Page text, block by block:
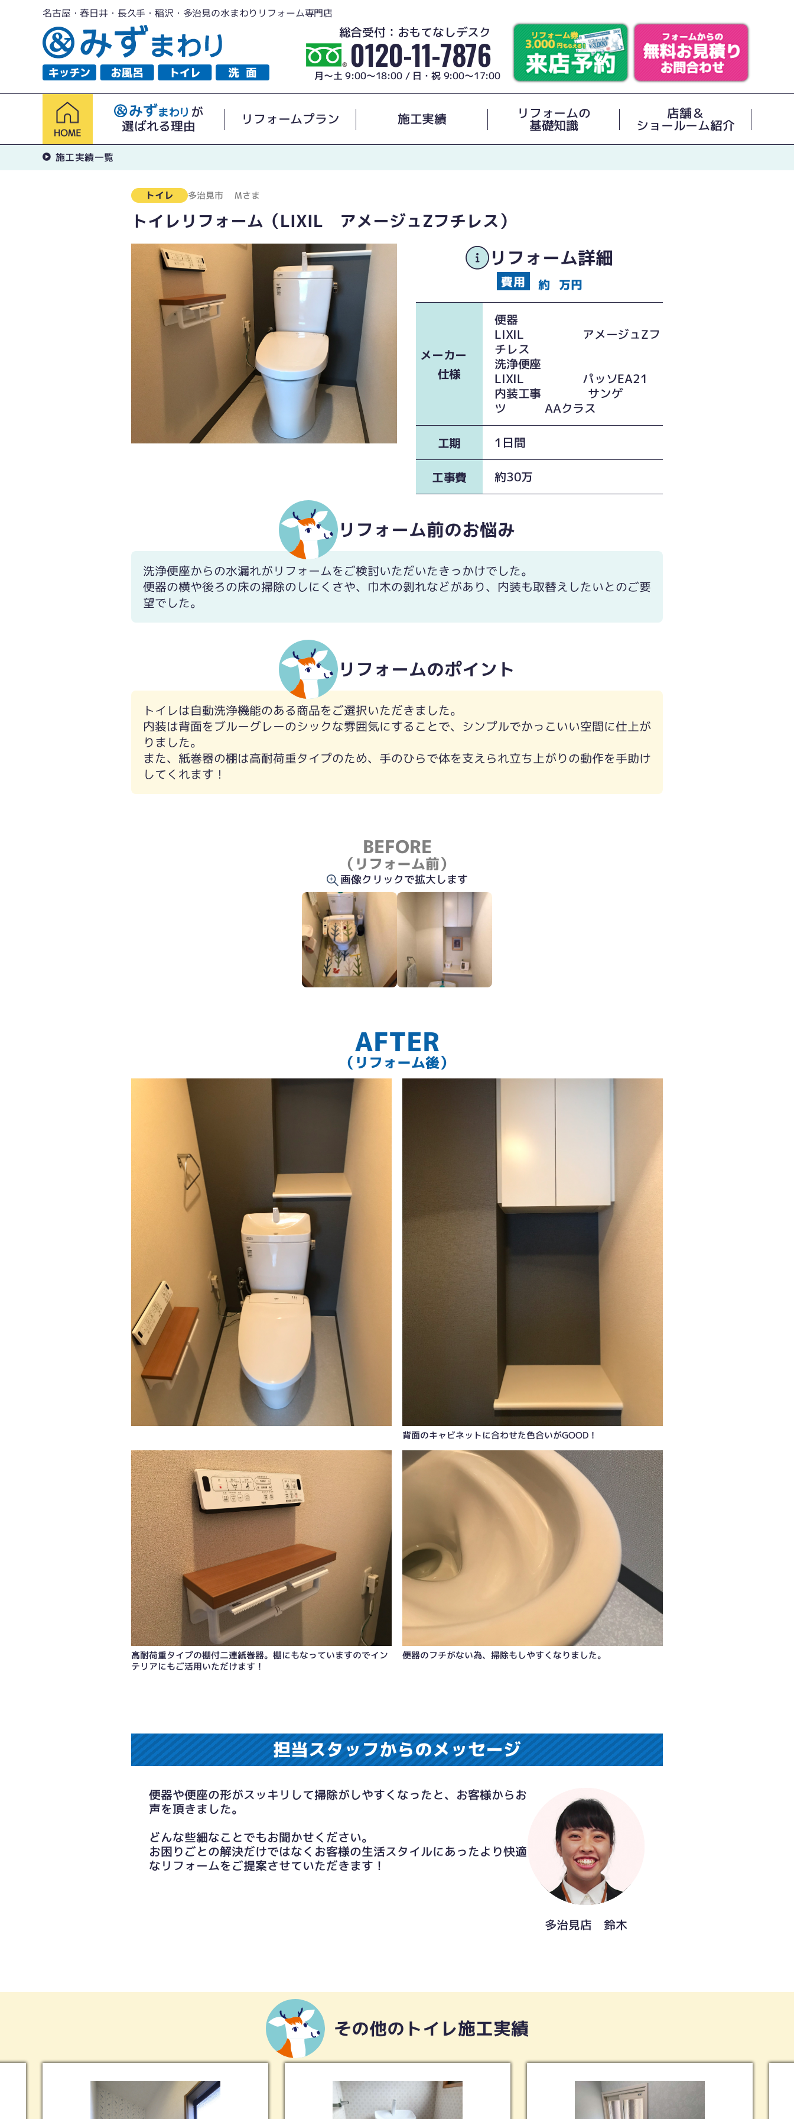
名古屋・春日井・長久手・稲沢・多治見の水まわりリフォーム専門店
総合受付：おもてなしデスク
0120-11-7876
月～土 9:00～18:00 / 日・祝 9:00～17:00
が
選ばれる理由
リフォームプラン 施工実績 リフォームの
基礎知識
店舗＆
ショールーム紹介
施工実績一覧
トイレ 多治見市 Mさま
トイレリフォーム（LIXIL アメージュZフチレス）
リフォーム詳細
約 万円
メーカー
仕様
便器
LIXIL アメージュZフ
チレス
洗浄便座
LIXIL パッソEA21
内装工事 サンゲ
ツ AAクラス
工期 1日間
工事費 約30万
リフォーム前のお悩み
洗浄便座からの水漏れがリフォームをご検討いただいたきっかけでした。
便器の横や後ろの床の掃除のしにくさや、巾木の剝れなどがあり、内装も取替えしたいとのご要
望でした。
リフォームのポイント
トイレは自動洗浄機能のある商品をご選択いただきました。
内装は背面をブルーグレーのシックな雰囲気にすることで、シンプルでかっこいい空間に仕上が
りました。
また、紙巻器の棚は高耐荷重タイプのため、手のひらで体を支えられ立ち上がりの動作を手助け
してくれます！
BEFORE
（リフォーム前）
画像クリックで拡大します
洗浄便座横の操作部が出っ張っているので床の後の方が掃除しづらい状況でした。
AFTER
（リフォーム後）
背面のキャビネットに合わせた色合いがGOOD！
高耐荷重タイプの棚付二連紙巻器。棚にもなっていますのでイン
テリアにもご活用いただけます！
便器のフチがない為、掃除もしやすくなりました。
担当スタッフからのメッセージ
便器や便座の形がスッキリして掃除がしやすくなったと、お客様からお
声を頂きました。
どんな些細なことでもお聞かせください。
お困りごとの解決だけではなくお客様の生活スタイルにあったより快適
なリフォームをご提案させていただきます！
多治見店 鈴木
その他のトイレ施工実績